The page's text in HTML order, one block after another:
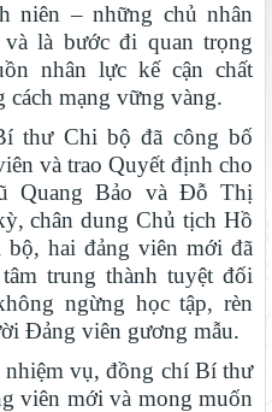
niên – những chủ nhân
là bước đi quan trọng
nhân lực kế cận chất
mạng vững vàng.
thư Chi bộ đã công bố
và trao Quyết định cho
Quang Bảo và Đỗ Thị
chân dung Chủ tịch Hồ
hai đảng viên mới đã
trung thành tuyệt đối
ngừng học tập, rèn
Đảng viên gương mẫu.
nhiệm vụ, đồng chí Bí thư
viên mới và mong muốn